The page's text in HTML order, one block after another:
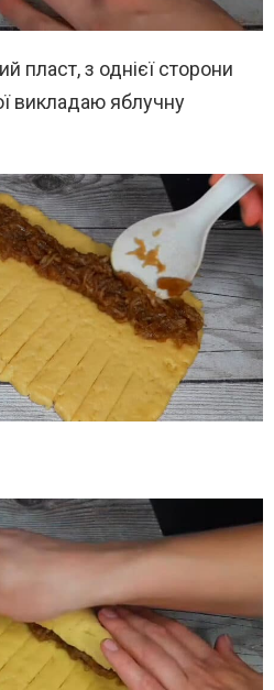
пласт, з однієї сторони
викладаю яблучну